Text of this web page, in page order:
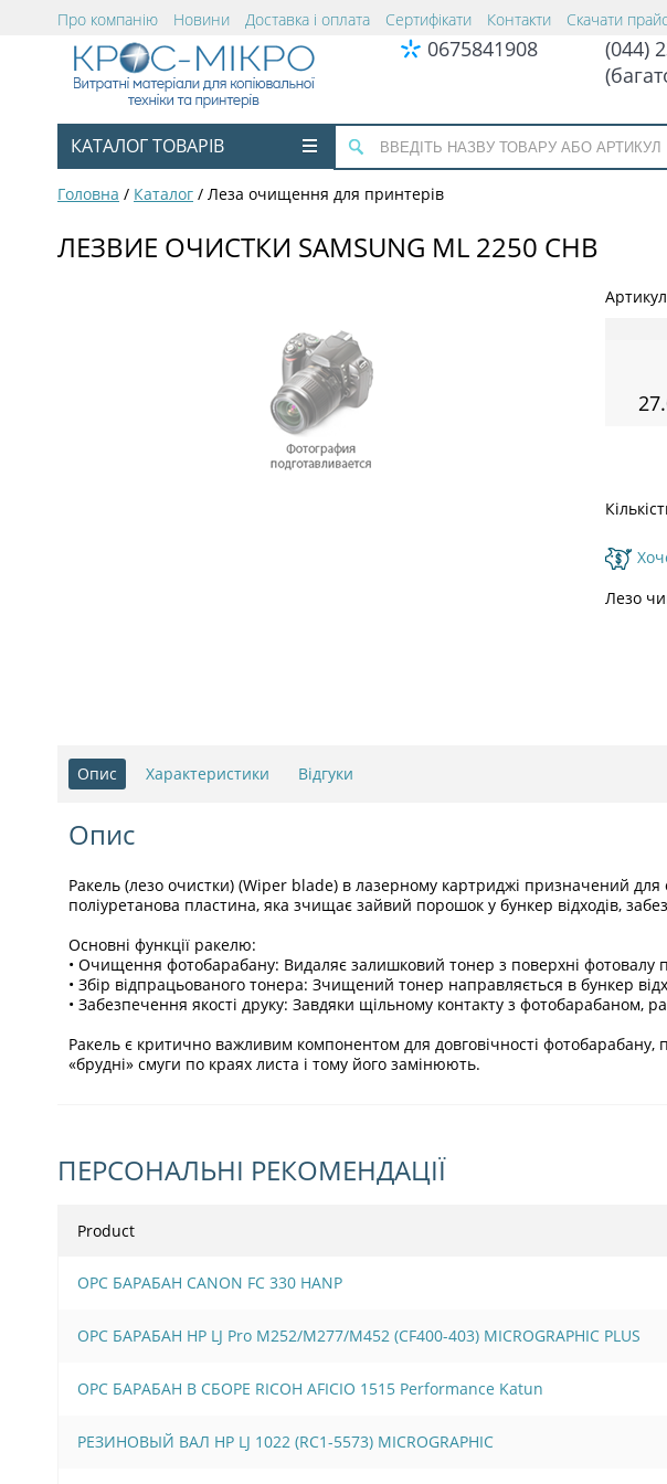
Про компанію Новини Доставка і оплата Сертифікати Контакти Скачати прайс
0675841908
(044)
КАТАЛОГ ТОВАРІВ
Головна / Каталог / Леза очищення для принтерів
ЛЕЗВИЕ ОЧИСТКИ SAMSUNG ML 2250 CHB
Лезо
Опис Характеристики Відгуки
Опис
Ракель (лезо очистки) (Wiper blade) в лазерному картриджі призначений
поліуретанова пластина, яка зчищає зайвий порошок у бункер відходів,
Основні функції ракелю:
• Очищення фотобарабану: Видаляє залишковий тонер з поверхні фотовалу
• Збір відпрацьованого тонера: Зчищений тонер направляється в бункер
• Забезпечення якості друку: Завдяки щільному контакту з фотобарабаном,
Ракель є критично важливим компонентом для довговічності
«брудні» смуги по краях листа і тому його замінюють.
ПЕРСОНАЛЬНІ РЕКОМЕНДАЦІЇ
Product
OPC БАРАБАН CANON FC 330 HANP
OPC БАРАБАН HP LJ Pro M252/M277/M452 (CF400-403) MICROGRAPHIC PLUS
OPC БАРАБАН В СБОРЕ RICOH AFICIO 1515 Performance Katun
РЕЗИНОВЫЙ ВАЛ HP LJ 1022 (RC1-5573) MICROGRAPHIC